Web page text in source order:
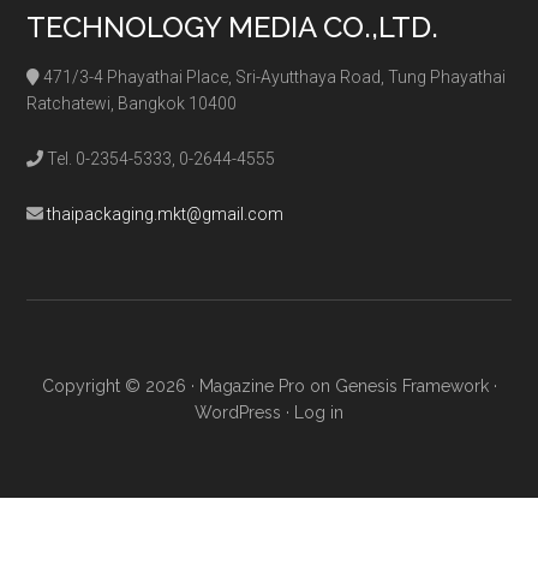
TECHNOLOGY MEDIA CO.,LTD.
471/3-4 Phayathai Place, Sri-Ayutthaya Road, Tung Phayathai
Ratchatewi, Bangkok 10400
Tel. 0-2354-5333, 0-2644-4555
thaipackaging.mkt@gmail.com
Copyright © 2026 · Magazine Pro on Genesis Framework·
WordPress · Log in